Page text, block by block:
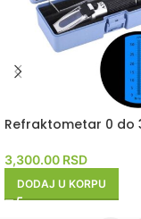
Refraktometar 0 do
3,300.00 RSD
DODAJ U KORPU